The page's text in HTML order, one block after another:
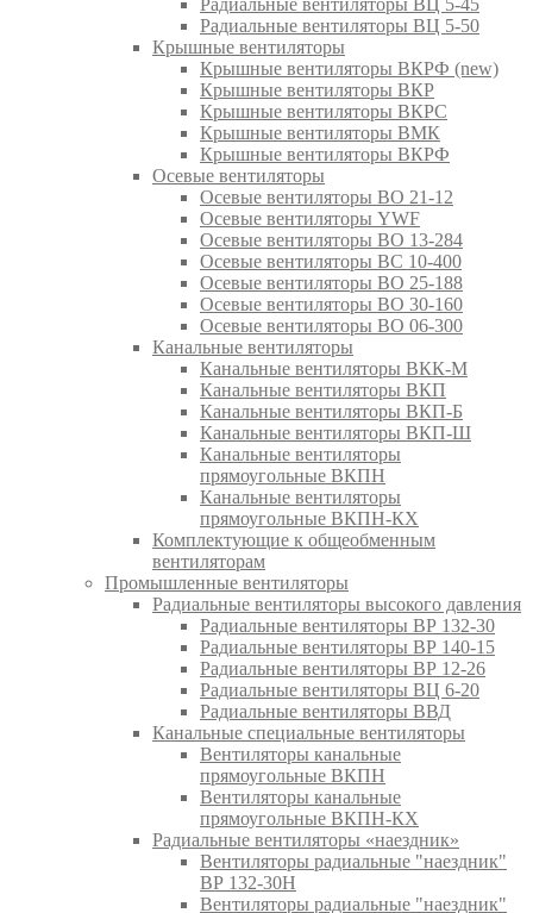
Радиальные вентиляторы ВЦ 5-45
Радиальные вентиляторы ВЦ 5-50
Крышные вентиляторы
Крышные вентиляторы ВКРФ (new)
Крышные вентиляторы ВКР
Крышные вентиляторы ВКРС
Крышные вентиляторы ВМК
Крышные вентиляторы ВКРФ
Осевые вентиляторы
Осевые вентиляторы ВО 21-12
Осевые вентиляторы YWF
Осевые вентиляторы ВО 13-284
Осевые вентиляторы ВС 10-400
Осевые вентиляторы ВО 25-188
Осевые вентиляторы ВО 30-160
Осевые вентиляторы ВО 06-300
Канальные вентиляторы
Канальные вентиляторы ВКК-М
Канальные вентиляторы ВКП
Канальные вентиляторы ВКП-Б
Канальные вентиляторы ВКП-Ш
Канальные вентиляторы
прямоугольные ВКПН
Канальные вентиляторы
прямоугольные ВКПН-КХ
Комплектующие к общеобменным
вентиляторам
Промышленные вентиляторы
Радиальные вентиляторы высокого давления
Радиальные вентиляторы ВР 132-30
Радиальные вентиляторы ВР 140-15
Радиальные вентиляторы ВР 12-26
Радиальные вентиляторы ВЦ 6-20
Радиальные вентиляторы ВВД
Канальные специальные вентиляторы
Вентиляторы канальные
прямоугольные ВКПН
Вентиляторы канальные
прямоугольные ВКПН-КХ
Радиальные вентиляторы «наездник»
Вентиляторы радиальные "наездник"
ВР 132-30Н
Вентиляторы радиальные "наездник"